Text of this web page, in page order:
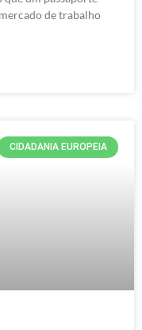
de trabalho
CIDADANIA EUROPEIA